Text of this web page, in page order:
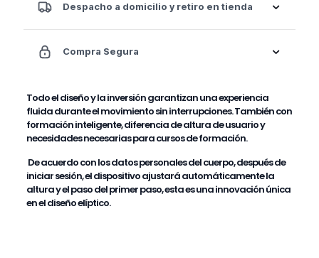
Despacho a domicilio y retiro en tienda
Compra Segura
Todo el diseño y la inversión garantizan una experiencia
fluida durante el movimiento sin interrupciones. También con
formación inteligente, diferencia de altura de usuario y
necesidades necesarias para cursos de formación.
De acuerdo con los datos personales del cuerpo, después de
iniciar sesión, el dispositivo ajustará automáticamente la
altura y el paso del primer paso, esta es una innovación única
en el diseño elíptico.